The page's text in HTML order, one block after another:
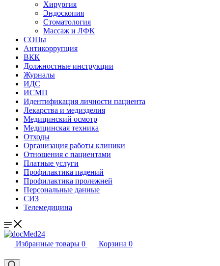
Хирургия
Эндоскопия
Стоматология
Массаж и ЛФК
СОПы
Антикоррупция
ВКК
Должностные инструкции
Журналы
ИДС
ИСМП
Идентификация личности пациента
Лекарства и медизделия
Медицинский осмотр
Медицинская техника
Отходы
Организация работы клиники
Отношения с пациентами
Платные услуги
Профилактика падений
Профилактика пролежней
Персональные данные
СИЗ
Телемедицина
Избранные товары 0 Корзина 0